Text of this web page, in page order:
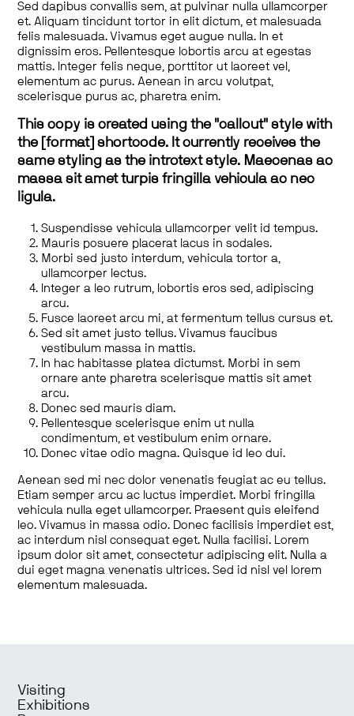
Sed dapibus convallis sem, at pulvinar nulla ullamcorper
et. Aliquam tincidunt tortor in elit dictum, et malesuada
felis malesuada. Vivamus eget augue nulla. In et
dignissim eros. Pellentesque lobortis arcu at egestas
mattis. Integer felis neque, porttitor ut laoreet vel,
elementum ac purus. Aenean in arcu volutpat,
scelerisque purus ac, pharetra enim.
This copy is created using the "callout" style with
the [format] shortcode. It currently receives the
same styling as the introtext style. Maecenas ac
massa sit amet turpis fringilla vehicula ac nec
ligula.
Suspendisse vehicula ullamcorper velit id tempus.
Mauris posuere placerat lacus in sodales.
Morbi sed justo interdum, vehicula tortor a,
ullamcorper lectus.
Integer a leo rutrum, lobortis eros sed, adipiscing
arcu.
Fusce laoreet arcu mi, at fermentum tellus cursus et.
Sed sit amet justo tellus. Vivamus faucibus
vestibulum massa in mattis.
In hac habitasse platea dictumst. Morbi in sem
ornare ante pharetra scelerisque mattis sit amet
arcu.
Donec sed mauris diam.
Pellentesque scelerisque enim ut nulla
condimentum, et vestibulum enim ornare.
Donec vitae odio magna. Quisque id leo dui.
Aenean sed mi nec dolor venenatis feugiat ac eu tellus.
Etiam semper arcu ac luctus imperdiet. Morbi fringilla
vehicula nulla eget ullamcorper. Praesent quis eleifend
leo. Vivamus in massa odio. Donec facilisis imperdiet est,
ac interdum nisl consequat eget. Nulla facilisi. Lorem
ipsum dolor sit amet, consectetur adipiscing elit. Nulla a
dui eget magna venenatis ultrices. Sed id nisl vel lorem
elementum malesuada.
Visiting
Exhibitions